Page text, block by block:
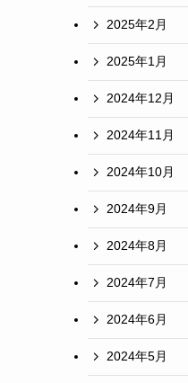
2025年2月
2025年1月
2024年12月
2024年11月
2024年10月
2024年9月
2024年8月
2024年7月
2024年6月
2024年5月